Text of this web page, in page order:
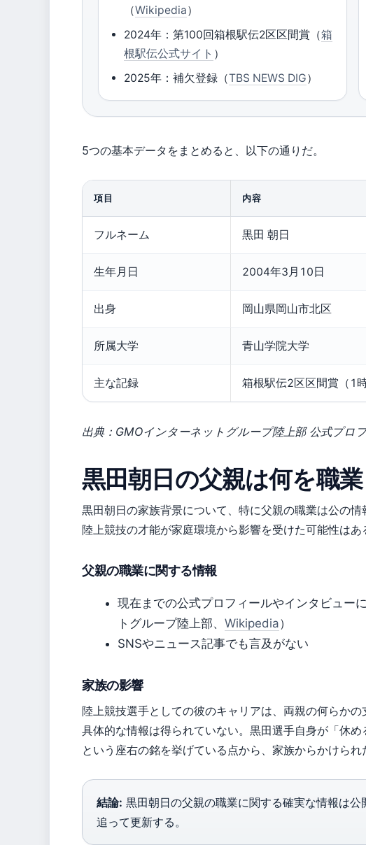
（Wikipedia）
2024年：第100回箱根駅伝2区区間賞（箱
根駅伝公式サイト ）
2025年：補欠登録（TBS NEWS DIG）
5つの基本データをまとめると、以下の通りだ。
項目 内容
フルネーム 黒田 朝日
生年月日 2004年3月10日
出身 岡山県岡山市北区
所属大学 青山学院大学
主な記録 箱根駅伝2区区間賞（1
出典：GMOインターネットグループ陸上部 公式プロフ
黒田朝日の父親は何を職
黒田朝日の家族背景について、特に父親の職業は公の情
陸上競技の才能が家庭環境から影響を受けた可能性はあ
父親の職業に関する情報
現在までの公式プロフィールやインタビュー
トグループ陸上部、 Wikipedia）
SNSやニュース記事でも言及がない
家族の影響
陸上競技選手としての彼のキャリアは、両親の何らかの
具体的な情報は得られていない。黒田選手自身が「休め
という座右の銘を挙げている点から、家族からかけられ
結論: 黒田朝日の父親の職業に関する確実な情報は公
追って更新する。